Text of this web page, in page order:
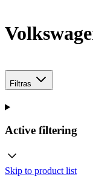
Filtras
Active filtering
Skip to product list